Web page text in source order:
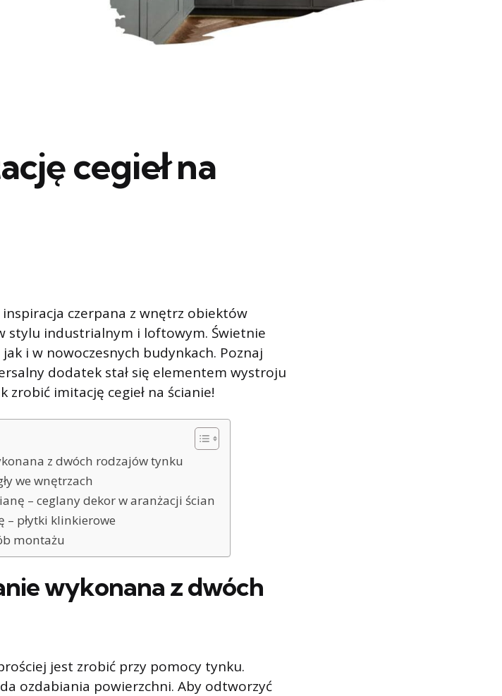
cegieł na
czerpana z wnętrz obiektów
stylu industrialnym i loftowym. Świetnie
i w nowoczesnych budynkach. Poznaj
dodatek stał się elementem wystroju
imitację cegieł na ścianie!
z dwóch rodzajów tynku
we wnętrzach
– ceglany dekor w aranżacji ścian
– płytki klinkierowe
montażu
wykonana z dwóch
jest zrobić przy pomocy tynku.
ozdabiania powierzchni. Aby odtworzyć